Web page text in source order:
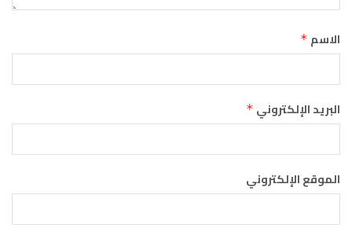
الاسم *
البريد الإلكتروني *
الموقع الإلكتروني